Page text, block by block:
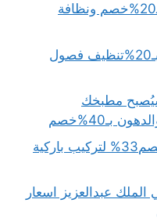
شركة تنظيف محلات بالرياض بـ20%خصم ونظافة
شركه تنظيف مدارس بالرياض بـ20%تنظيف فصول
مطبخك
شركة تركيب باركية بالرياض بخصم33% لتركيب باركية
عبدالعزيز اسعار